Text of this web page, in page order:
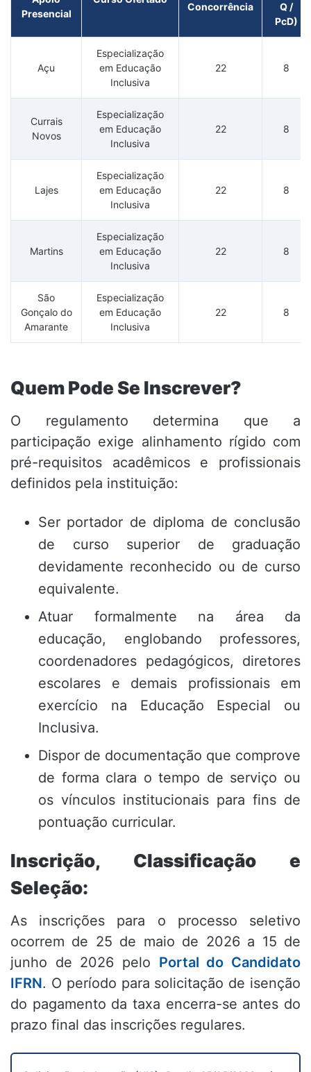
Presencial
Concorrência
Q /
PcD)
Açu
Especialização
em Educação
Inclusiva
22 8
Currais
Novos
Especialização
em Educação
Inclusiva
22 8
Lajes
Especialização
em Educação
Inclusiva
22 8
Martins
Especialização
em Educação
Inclusiva
22 8
São
Gonçalo do
Amarante
Especialização
em Educação
Inclusiva
22 8
Quem Pode Se Inscrever?
O regulamento determina que a
participação exige alinhamento rígido com
pré-requisitos acadêmicos e profissionais
definidos pela instituição:
Ser portador de diploma de conclusão
de curso superior de graduação
devidamente reconhecido ou de curso
equivalente.
Atuar formalmente na área da
educação, englobando professores,
coordenadores pedagógicos, diretores
escolares e demais profissionais em
exercício na Educação Especial ou
Inclusiva.
Dispor de documentação que comprove
de forma clara o tempo de serviço ou
os vínculos institucionais para fins de
pontuação curricular.
Inscrição, Classificação e
Seleção:
As inscrições para o processo seletivo
ocorrem de 25 de maio de 2026 a 15 de
junho de 2026 pelo Portal do Candidato
IFRN. O período para solicitação de isenção
do pagamento da taxa encerra-se antes do
prazo final das inscrições regulares.